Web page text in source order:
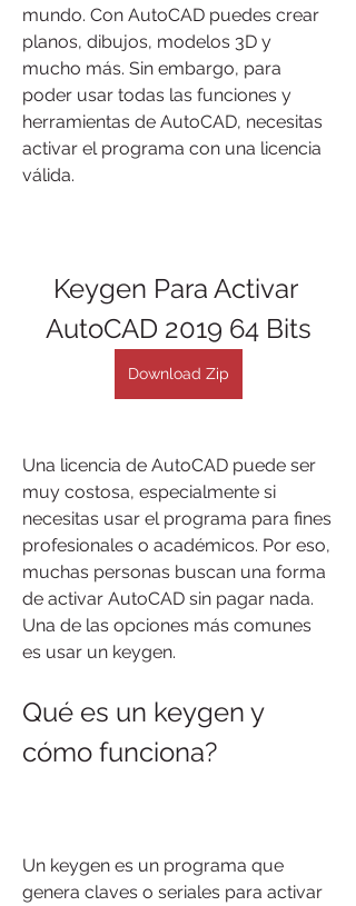
mundo. Con AutoCAD puedes crear
planos, dibujos, modelos 3D y
mucho más. Sin embargo, para
poder usar todas las funciones y
herramientas de AutoCAD, necesitas
activar el programa con una licencia
válida.
Keygen Para Activar
AutoCAD 2019 64 Bits
Download Zip
Una licencia de AutoCAD puede ser
muy costosa, especialmente si
necesitas usar el programa para fines
profesionales o académicos. Por eso,
muchas personas buscan una forma
de activar AutoCAD sin pagar nada.
Una de las opciones más comunes
es usar un keygen.
Qué es un keygen y
cómo funciona?
Un keygen es un programa que
genera claves o seriales para activar